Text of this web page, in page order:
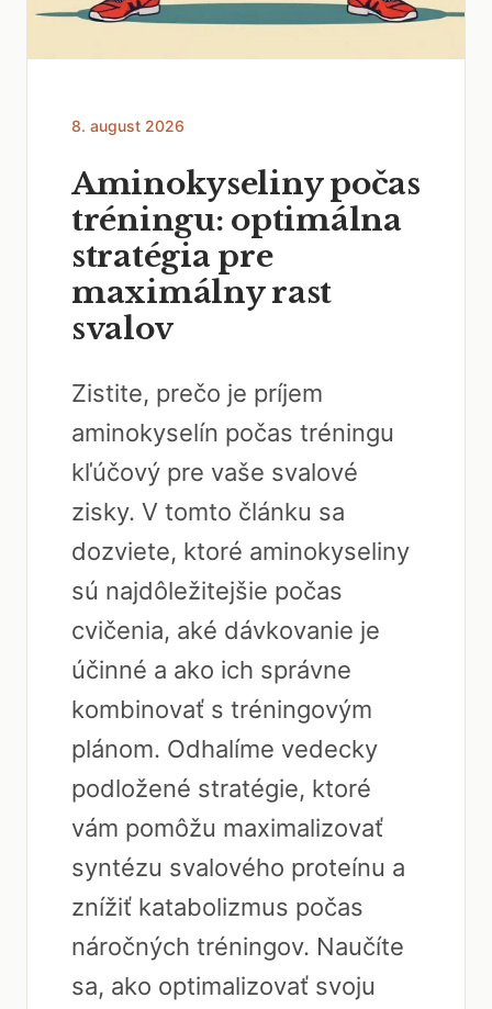
8. august 2026
Aminokyseliny počas
tréningu: optimálna
stratégia pre
maximálny rast
svalov
Zistite, prečo je príjem
aminokyselín počas tréningu
kľúčový pre vaše svalové
zisky. V tomto článku sa
dozviete, ktoré aminokyseliny
sú najdôležitejšie počas
cvičenia, aké dávkovanie je
účinné a ako ich správne
kombinovať s tréningovým
plánom. Odhalíme vedecky
podložené stratégie, ktoré
vám pomôžu maximalizovať
syntézu svalového proteínu a
znížiť katabolizmus počas
náročných tréningov. Naučíte
sa, ako optimalizovať svoju